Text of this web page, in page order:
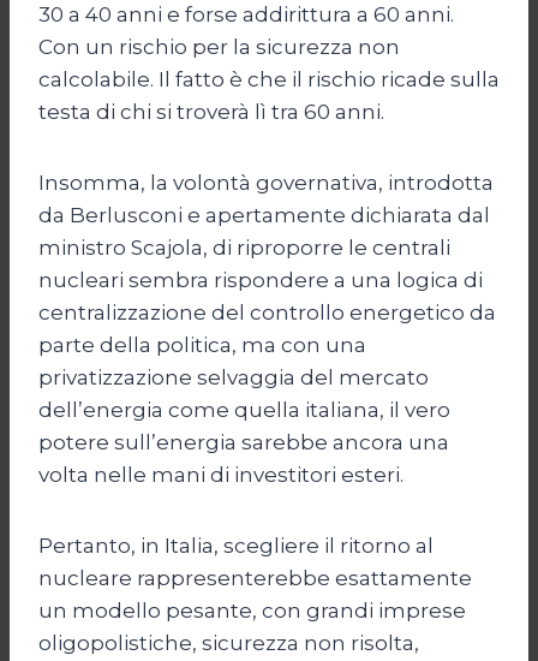
30 a 40 anni e forse addirittura a 60 anni.
Con un rischio per la sicurezza non
calcolabile. Il fatto è che il rischio ricade sulla
testa di chi si troverà lì tra 60 anni.
Insomma, la volontà governativa, introdotta
da Berlusconi e apertamente dichiarata dal
ministro Scajola, di riproporre le centrali
nucleari sembra rispondere a una logica di
centralizzazione del controllo energetico da
parte della politica, ma con una
privatizzazione selvaggia del mercato
dell’energia come quella italiana, il vero
potere sull’energia sarebbe ancora una
volta nelle mani di investitori esteri.
Pertanto, in Italia, scegliere il ritorno al
nucleare rappresenterebbe esattamente
un modello pesante, con grandi imprese
oligopolistiche, sicurezza non risolta,